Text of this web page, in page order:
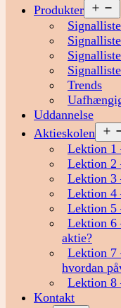
Produkter
Trends
Uddannelse
Aktieskolen
Lektion 1
Lektion 2
Lektion 3
Lektion 4
Lektion 5
Lektion 6
aktie?
Lektion 7
hvordan
Lektion 8
Kontakt